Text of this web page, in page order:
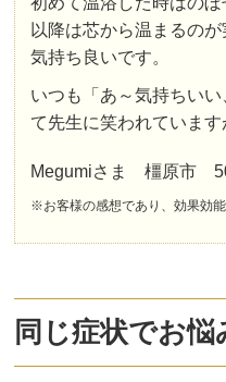
以降は芯から温まるの
気持ち良いです。
いつも「あ～気持ちい
て先生に笑われています
Megumiさま 橿原市
※お客様の感想であり、効果効
同じ症状でお